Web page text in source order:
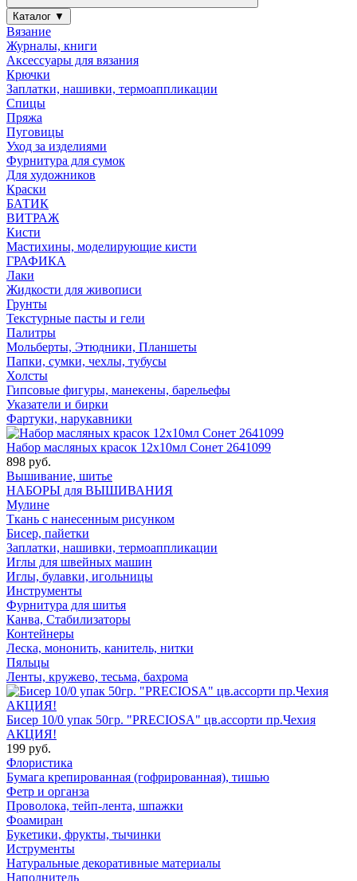
Каталог ▼
Вязание
Журналы, книги
Аксессуары для вязания
Крючки
Заплатки, нашивки, термоаппликации
Спицы
Пряжа
Пуговицы
Уход за изделиями
Фурнитура для сумок
Для художников
Краски
БАТИК
ВИТРАЖ
Кисти
Мастихины, моделирующие кисти
ГРАФИКА
Лаки
Жидкости для живописи
Грунты
Текстурные пасты и гели
Палитры
Мольберты, Этюдники, Планшеты
Папки, сумки, чехлы, тубусы
Холсты
Гипсовые фигуры, манекены, барельефы
Указатели и бирки
Фартуки, нарукавники
Набор масляных красок 12х10мл Сонет 2641099
898 руб.
Вышивание, шитье
НАБОРЫ для ВЫШИВАНИЯ
Мулине
Ткань с нанесенным рисунком
Бисер, пайетки
Заплатки, нашивки, термоаппликации
Иглы для швейных машин
Иглы, булавки, игольницы
Инструменты
Фурнитура для шитья
Канва, Стабилизаторы
Контейнеры
Леска, мононить, канитель, нитки
Пяльцы
Ленты, кружево, тесьма, бахрома
Бисер 10/0 упак 50гр. "PRECIOSA" цв.ассорти пр.Чехия
АКЦИЯ!
199 руб.
Флористика
Бумага крепированная (гофрированная), тишью
Фетр и органза
Проволока, тейп-лента, шпажки
Фоамиран
Букетики, фрукты, тычинки
Иструменты
Натуральные декоративные материалы
Наполнитель